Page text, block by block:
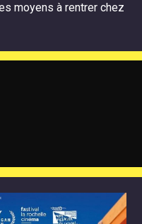
moyens à rentrer chez